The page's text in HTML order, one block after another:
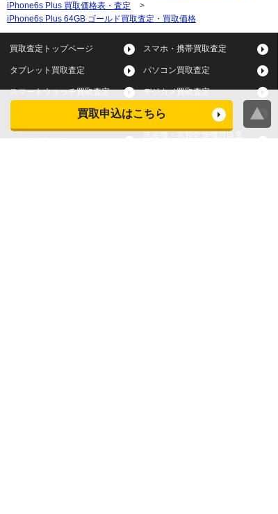
買取申込はこちら
iPhone6s Plus 買取価格表・査定
>
iPhone6s Plus 64GB ゴールド買取査定・買取価格
買取査定トップページ スマホ・携帯買取査定
タブレット買取査定 パソコン買取査定
スマートウォッチ買取査定 デジカメ買取査定
ビデオカメラ買取査定 テレビ買取査定